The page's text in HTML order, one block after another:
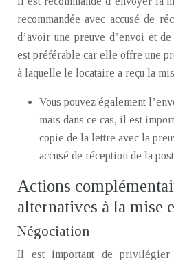
recommandée avec accusé de
d’avoir une preuve d’envoi et
est préférable car elle offre une
à laquelle le locataire a reçu la
Vous pouvez également
mais dans ce cas, il est
copie de la lettre avec la
accusé de réception de la
Actions
alternatives à la mise
Négociation
Il est important de privilégier